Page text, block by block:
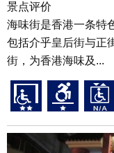
景点评价
海味街是香港一条特
包括介乎皇后街与正
街，为香港海味及...